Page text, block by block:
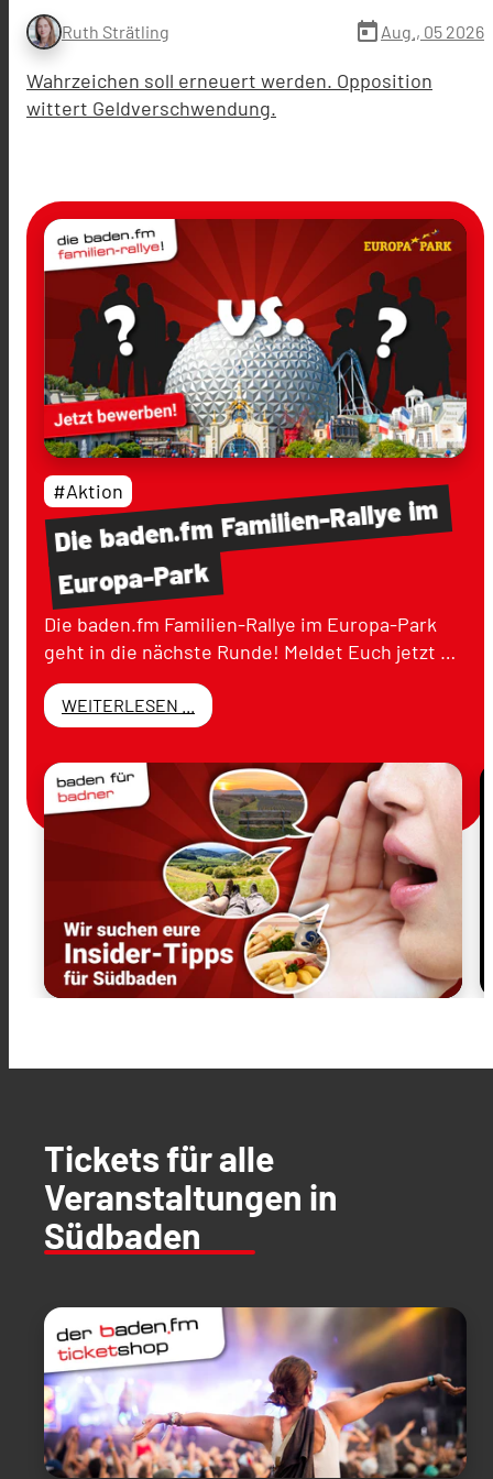
Ruth Strätling today Aug., 05 2026
Wahrzeichen soll erneuert werden. Opposition
wittert Geldverschwendung.
Diebaden.fmFamilien-Rallyeim
Europa-Park
#Aktion
Die baden.fm Familien-Rallye im Europa-Park
geht in die nächste Runde! Meldet Euch jetzt …
WEITERLESEN ...
Tickets für alle
Veranstaltungen in
Südbaden